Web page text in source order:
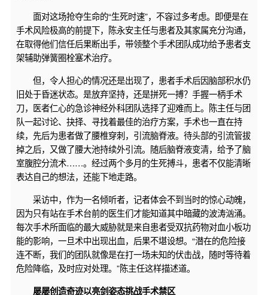
面对这场抢夺生命的“生死时速”，不容过多考虑。即便是在
手术风险极高的前提下，陈永安主任与患者及其家属充分沟通，
在取得他们信任后果断出手，带领整个手术团队成功给予患者支
架辅助弹簧圈栓塞术治疗。
但，令人担心的情况还是出现了，患者手术后因脑部积水仍
旧处于昏迷状态。是放弃坚持，还是拼死一搏？手握一柄手术
刀，医者仁心的急诊神经外科团队选择了迎难而上。陈主任与团
队一起讨论、抉择、寻找着最佳的治疗方案，手术也一直在持
续，先后为患者做了腰椎穿刺，引流脑脊液。待头部的引流管拔
掉之后，又做了腰大池持续外引流。随后脑脊液变清，给予了脑
室腹腔分流术……。经过两个多月的生死搏斗，患者不仅能清晰
表达自己的想法，还能下地走路。
采访中，作为一名倾听者，记者体会不到当时的惊心动魄，
因为只有站在手术台前的医生们才能知道其中暗藏的波涛汹涌。
每次手术所面临的最大威胁就是来自患者受双抗药物对血小板功
能的影响，一旦术中出现出血，后果不堪设想。“潜在的危险接
连不断，我们的团队就像是在打一场未知的伏击战，随时等待着
危险降临，及时应对处理。”陈主任这样描述道。
屡屡创造奇迹以亮剑姿态挑战手术禁区